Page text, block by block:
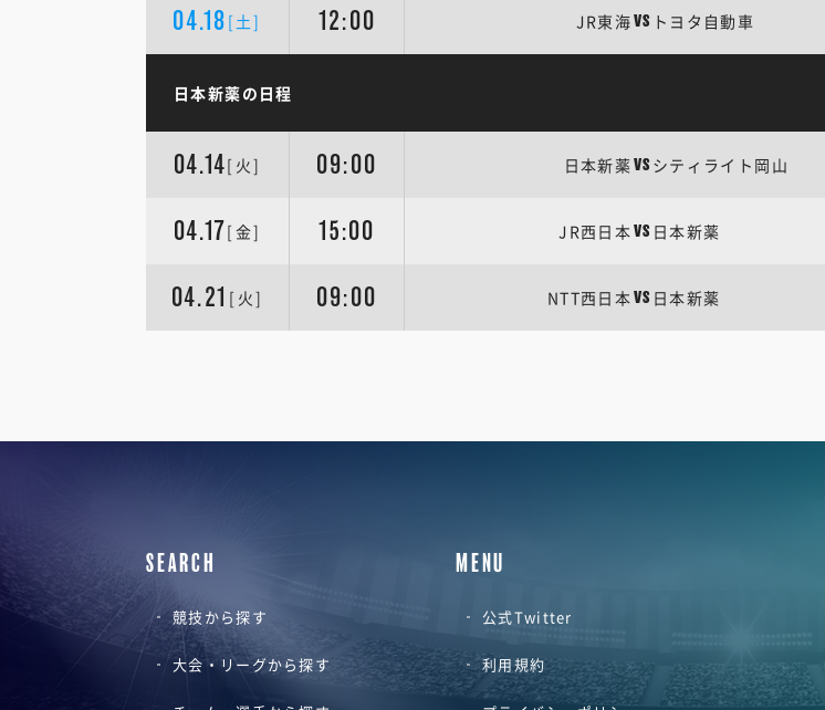
04.18 [土] 12:00 JR東海VS トヨタ自動車
日本新薬の日程
04.14[火] 09:00 日本新薬VS シティライト岡山
04.17[金] 15:00 JR西日本VS 日本新薬
04.21 [火] 09:00 NTT西日本VS 日本新薬
SEARCH
競技から探す
大会・リーグから探す
MENU
公式Twitter
利用規約